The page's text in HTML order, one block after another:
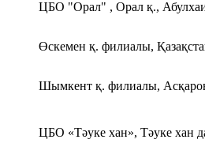
ЦБО "Орал" , Орал қ.,
Өскемен қ. филиалы,
Шымкент қ. филиалы,
ЦБО «Тәуке хан», Тәуке хан